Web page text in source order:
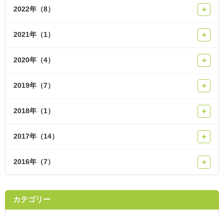
2022年（8） ＋
2021年（1） ＋
2020年（4） ＋
2019年（7） ＋
2018年（1） ＋
2017年（14） ＋
2016年（7） ＋
カテゴリー